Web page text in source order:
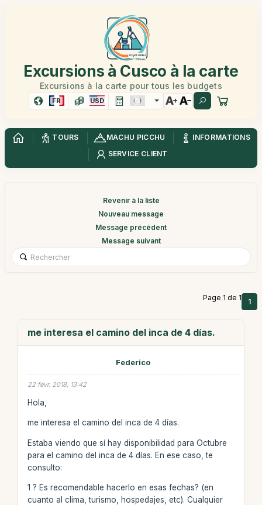
Excursions à Cusco à la carte
Excursions à la carte pour tous les budgets
FR USD
TOURS MACHU PICCHU
INFORMATIONS
SERVICE CLIENT
Revenir à la liste
Nouveau message
Message précédent
Message suivant
Page 1 de 1 1
me interesa el camino del inca de 4 días.
Federico
22 févr. 2018, 13:42
Hola,
me interesa el camino del inca de 4 días.
Estaba viendo que sí hay disponibilidad para Octubre
para el camino del inca de 4 días. En ese caso, te
consulto:
1 ? Es recomendable hacerlo en esas fechas? (en
cuanto al clima, turismo, hospedajes, etc). Cualquier